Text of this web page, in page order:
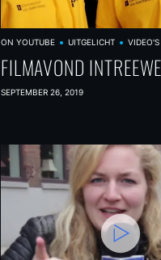
ON YOUTUBE UITGELICHT VIDEO'S
FILMAVOND
SEPTEMBER 26, 2019